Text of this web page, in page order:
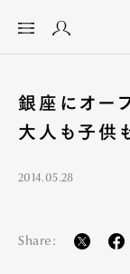
銀座にオープ
大人も子供
2014.05.28
Share: